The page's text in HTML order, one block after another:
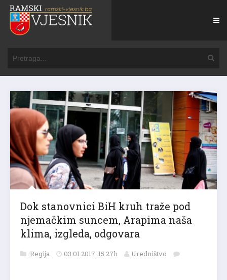
Dok stanovnici BiH kruh traže pod
njemačkim suncem, Arapima naša
klima, izgleda, odgovara
Regija 03.01.2017. 15:27h Uredništvo